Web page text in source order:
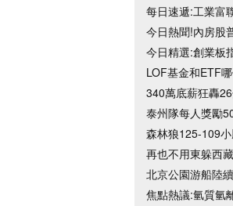
每日速遞:工業富
今日熱聞!內房股
今日精選:創業板
LOF基金和ETF
340萬底薪狂轟
泰州隊每人獎勵
森林狼125-109
再也不用東躲西
北京公園游船陸
焦點熱議:氫質氫